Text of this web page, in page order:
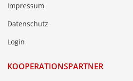
Impressum
Datenschutz
Login
KOOPERATIONSPARTNER